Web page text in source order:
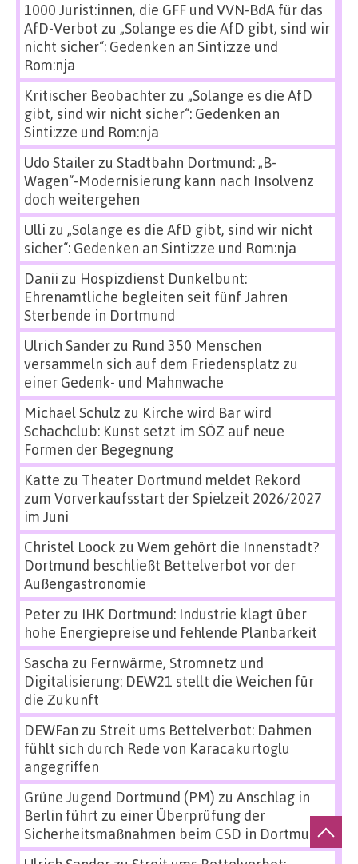
1000 Jurist:innen, die GFF und VVN-BdA für das
AfD-Verbot zu „Solange es die AfD gibt, sind wir
nicht sicher“: Gedenken an Sinti:zze und
Rom:nja
Kritischer Beobachterzu „Solange es die AfD
gibt, sind wir nicht sicher“: Gedenken an
Sinti:zze und Rom:nja
Udo Stailerzu Stadtbahn Dortmund: „B-
Wagen“-Modernisierung kann nach Insolvenz
doch weitergehen
Ulli zu „Solange es die AfD gibt, sind wir nicht
sicher“: Gedenken an Sinti:zze und Rom:nja
Danii zu Hospizdienst Dunkelbunt:
Ehrenamtliche begleiten seit fünf Jahren
Sterbende in Dortmund
Ulrich Sanderzu Rund 350 Menschen
versammeln sich auf dem Friedensplatz zu
einer Gedenk- und Mahnwache
Michael Schulz zu Kirche wird Bar wird
Schachclub: Kunst setzt im SÖZ auf neue
Formen der Begegnung
Katte zu Theater Dortmund meldet Rekord
zum Vorverkaufsstart der Spielzeit 2026/2027
im Juni
Christel Loock zu Wem gehört die Innenstadt?
Dortmund beschließt Bettelverbot vor der
Außengastronomie
Peterzu IHK Dortmund: Industrie klagt über
hohe Energiepreise und fehlende Planbarkeit
Sascha zu Fernwärme, Stromnetz und
Digitalisierung: DEW21 stellt die Weichen für
die Zukunft
DEWFan zu Streit ums Bettelverbot: Dahmen
fühlt sich durch Rede von Karacakurtoglu
angegriffen
Grüne Jugend Dortmund (PM) zu Anschlag in
Berlin führt zu einer Überprüfung der
Sicherheitsmaßnahmen beim CSD in Dortmund